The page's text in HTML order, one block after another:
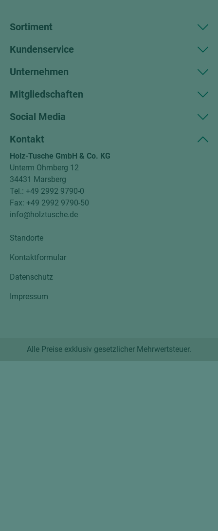
Sortiment
Kundenservice
Unternehmen
Mitgliedschaften
Social Media
Kontakt
Holz-Tusche GmbH & Co. KG
Unterm Ohmberg 12
34431 Marsberg
Tel.: +49 2992 9790-0
Fax: +49 2992 9790-50
info@holztusche.de
Standorte
Kontaktformular
Datenschutz
Impressum
Alle Preise exklusiv gesetzlicher Mehrwertsteuer.